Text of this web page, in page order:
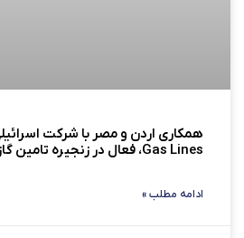
Gas Lines، فعال در زنجیره تامین گاز رژیم صهیونیستی
ادامه مطلب »